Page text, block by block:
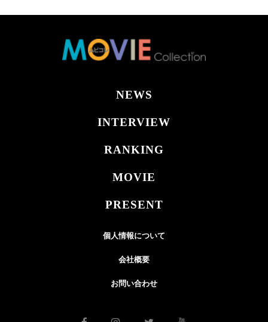
NEWS
INTERVIEW
RANKING
MOVIE
PRESENT
個人情報について
会社概要
お問い合わせ